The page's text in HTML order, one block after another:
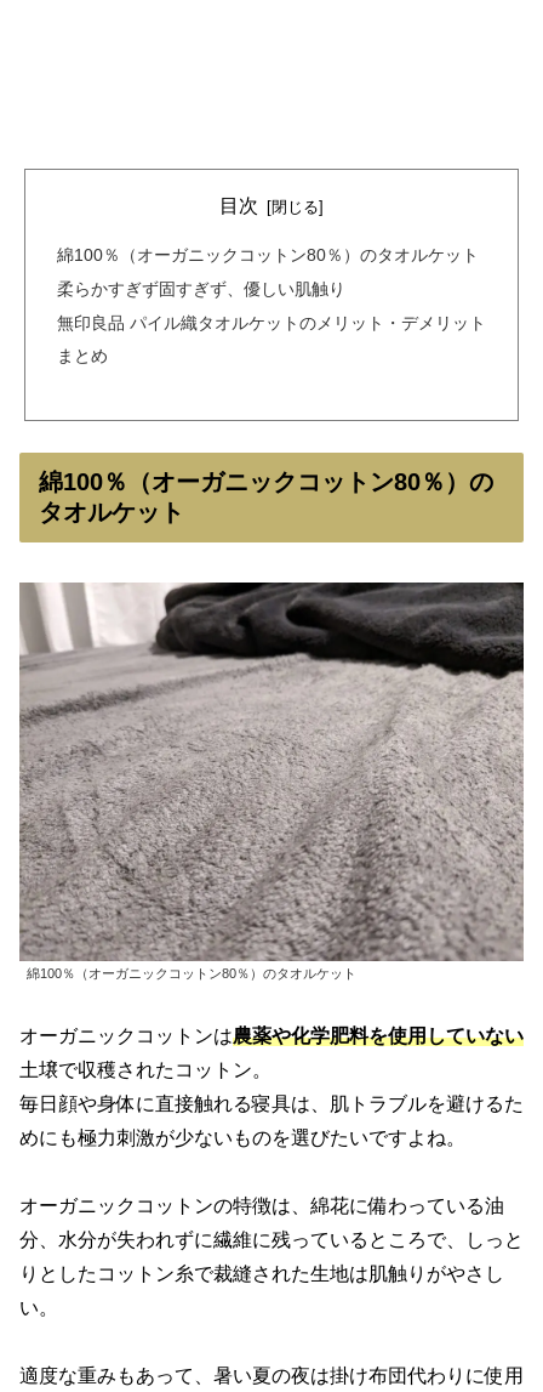
目次
綿100％（オーガニックコットン80％）のタオルケット
柔らかすぎず固すぎず、優しい肌触り
無印良品 パイル織タオルケットのメリット・デメリット
まとめ
綿100％（オーガニックコットン80％）の
タオルケット
綿100％（オーガニックコットン80％）のタオルケット
オーガニックコットンは農薬や化学肥料を使用していない
土壌で収穫されたコットン。
毎日顔や身体に直接触れる寝具は、肌トラブルを避けるた
めにも極力刺激が少ないものを選びたいですよね。
オーガニックコットンの特徴は、綿花に備わっている油
分、水分が失われずに繊維に残っているところで、しっと
りとしたコットン糸で裁縫された生地は肌触りがやさし
い。
適度な重みもあって、暑い夏の夜は掛け布団代わりに使用